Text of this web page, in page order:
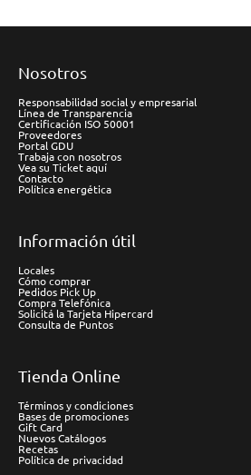
Nosotros
Responsabilidad social y empresarial
Línea de Transparencia
Certificación ISO 50001
Proveedores
Portal GDU
Trabaja con nosotros
Vea su Ticket aquí
Contacto
Política energética
Información útil
Locales
Cómo comprar
Pedidos Pick Up
Compra Telefónica
Solicitá la Tarjeta Hipercard
Consulta de Puntos
Tienda Online
Términos y condiciones
Bases de promociones
Gift Card
Nuevos Catálogos
Recetas
Política de privacidad